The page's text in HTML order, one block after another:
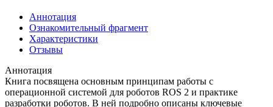
Аннотация
Ознакомительный фрагмент
Характеристики
Отзывы
Аннотация
Книга посвящена основным принципам работы с
операционной системой для роботов ROS 2 и практике
разработки роботов. В ней подробно описаны ключевые